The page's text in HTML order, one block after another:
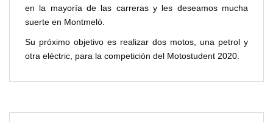
en la mayoría de las carreras y les deseamos mucha
suerte en Montmeló.
Su próximo objetivo es realizar dos motos, una petrol y
otra eléctric, para la competición del Motostudent 2020.